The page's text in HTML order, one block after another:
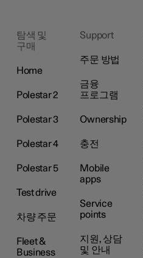
탐색 및
구매
Home
Polestar 2
Polestar 3
Polestar 4
Polestar 5
Test drive
차량 주문
Fleet &
Business
Support
주문 방법
금융
프로그램
Ownership
충전
Mobile
apps
Service
points
지원, 상담
및 안내